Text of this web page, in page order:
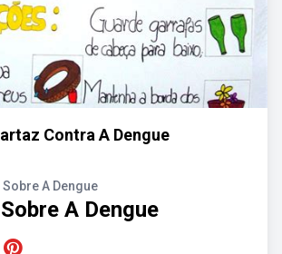
Contra A Dengue
A Dengue
A Dengue